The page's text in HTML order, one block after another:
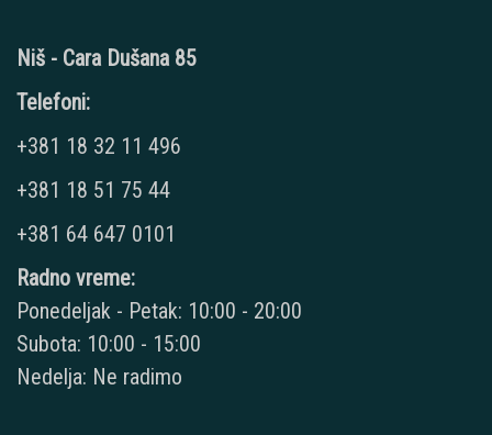
Niš - Cara Dušana 85
Telefoni:
+381 18 32 11 496
+381 18 51 75 44
+381 64 647 0101
Radno vreme:
Ponedeljak - Petak: 10:00 - 20:00
Subota: 10:00 - 15:00
Nedelja: Ne radimo